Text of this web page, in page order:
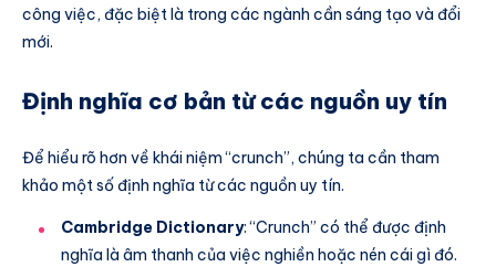
công việc, đặc biệt là trong các ngành cần sáng tạo và đổi
mới.
Định nghĩa cơ bản từ các nguồn uy tín
Để hiểu rõ hơn về khái niệm “crunch”, chúng ta cần tham
khảo một số định nghĩa từ các nguồn uy tín.
Cambridge Dictionary: “Crunch” có thể được định
nghĩa là âm thanh của việc nghiền hoặc nén cái gì đó.